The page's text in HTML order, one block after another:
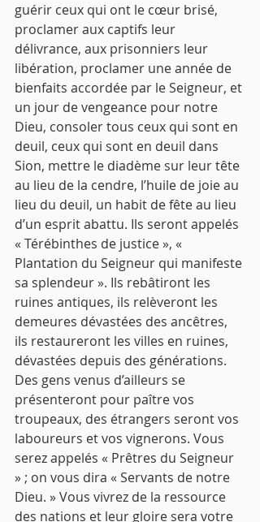
guérir ceux qui ont le cœur brisé,
proclamer aux captifs leur
délivrance, aux prisonniers leur
libération, proclamer une année de
bienfaits accordée par le Seigneur, et
un jour de vengeance pour notre
Dieu, consoler tous ceux qui sont en
deuil, ceux qui sont en deuil dans
Sion, mettre le diadème sur leur tête
au lieu de la cendre, l’huile de joie au
lieu du deuil, un habit de fête au lieu
d’un esprit abattu. Ils seront appelés
« Térébinthes de justice », «
Plantation du Seigneur qui manifeste
sa splendeur ». Ils rebâtiront les
ruines antiques, ils relèveront les
demeures dévastées des ancêtres,
ils restaureront les villes en ruines,
dévastées depuis des générations.
Des gens venus d’ailleurs se
présenteront pour paître vos
troupeaux, des étrangers seront vos
laboureurs et vos vignerons. Vous
serez appelés « Prêtres du Seigneur
» ; on vous dira « Servants de notre
Dieu. » Vous vivrez de la ressource
des nations et leur gloire sera votre